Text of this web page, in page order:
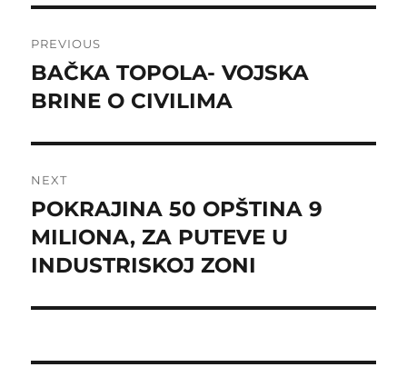
navigation
PREVIOUS
Previous
post:
BAČKA TOPOLA- VOJSKA
BRINE O CIVILIMA
NEXT
Next
post:
POKRAJINA 50 OPŠTINA 9
MILIONA, ZA PUTEVE U
INDUSTRISKOJ ZONI